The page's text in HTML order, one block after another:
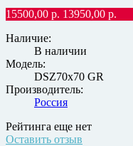
15500,00 р. 13950,00 р.
Наличие:
В наличии
Модель:
DSZ70х70 GR
Производитель:
Россия
Рейтинга еще нет
Оставить отзыв